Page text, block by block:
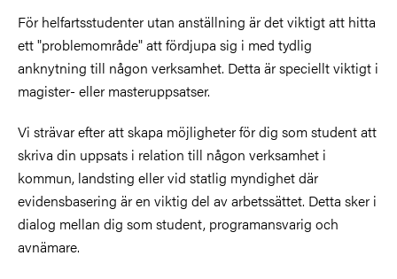
För helfartsstudenter utan anställning är det viktigt att hitta
ett "problemområde" att fördjupa sig i med tydlig
anknytning till någon verksamhet. Detta är speciellt viktigt i
magister- eller masteruppsatser.
Vi strävar efter att skapa möjligheter för dig som student att
skriva din uppsats i relation till någon verksamhet i
kommun, landsting eller vid statlig myndighet där
evidensbasering är en viktig del av arbetssättet. Detta sker i
dialog mellan dig som student, programansvarig och
avnämare.